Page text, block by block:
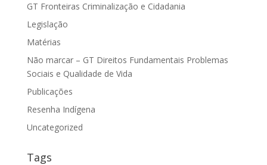
GT Fronteiras Criminalização e Cidadania
Legislação
Matérias
Não marcar – GT Direitos Fundamentais Problemas
Sociais e Qualidade de Vida
Publicações
Resenha Indígena
Uncategorized
Tags